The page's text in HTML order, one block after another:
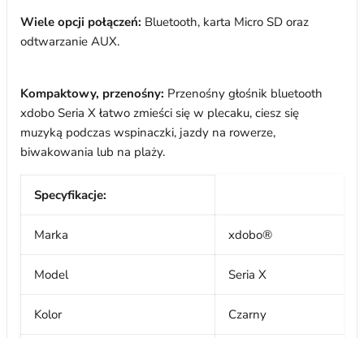
Wiele opcji połączeń: Bluetooth, karta Micro SD oraz
odtwarzanie AUX.
Kompaktowy, przenośny: Przenośny głośnik bluetooth
xdobo Seria X łatwo zmieści się w plecaku, ciesz się
muzyką podczas wspinaczki, jazdy na rowerze,
biwakowania lub na plaży.
Specyfikacje:
Marka xdobo®
Model Seria X
Kolor Czarny